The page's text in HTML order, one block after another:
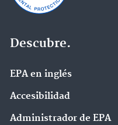
Descubre.
EPA en ingl‌és
Accesibilidad
Administrador de EPA